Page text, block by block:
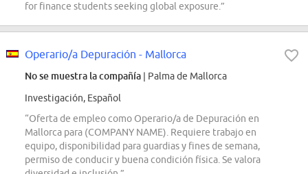
for finance students seeking global exposure.”
Operario/a Depuración - Mallorca
No se muestra la compañía | Palma de Mallorca
Investigación, Español
“Oferta de empleo como Operario/a de Depuración en
Mallorca para (COMPANY NAME). Requiere trabajo en
equipo, disponibilidad para guardias y fines de semana,
permiso de conducir y buena condición física. Se valora